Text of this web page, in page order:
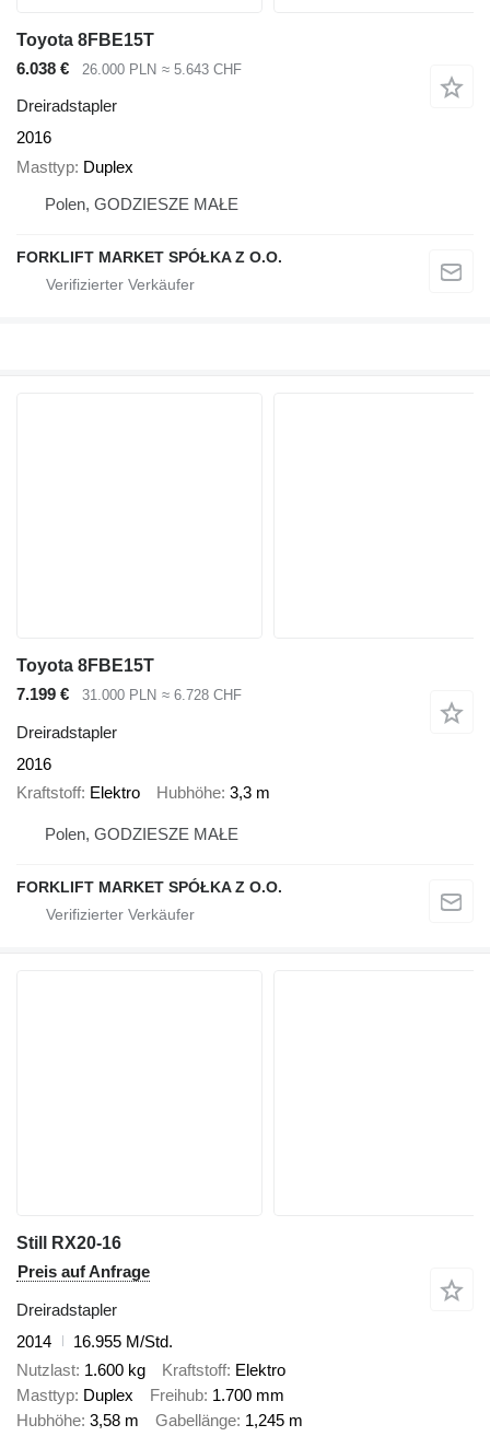
Toyota 8FBE15T
6.038 €
26.000 PLN ≈ 5.643 CHF
Dreiradstapler
2016
Masttyp Duplex
Polen, GODZIESZE MAŁE
FORKLIFT MARKET SPÓŁKA Z O.O.
Toyota 8FBE15T
7.199 €
31.000 PLN ≈ 6.728 CHF
Dreiradstapler
2016
Kraftstoff Elektro Hubhöhe 3,3 m
Polen, GODZIESZE MAŁE
FORKLIFT MARKET SPÓŁKA Z O.O.
Still RX20-16
Preis auf Anfrage
Dreiradstapler
2014
16.955 M/Std.
Nutzlast 1.600 kg Kraftstoff Elektro
Masttyp Duplex Freihub 1.700 mm
Hubhöhe 3,58 m Gabellänge 1,245 m